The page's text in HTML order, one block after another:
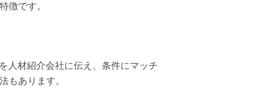
徴です。
人材紹介会社に伝え、条件にマッチ
もあります。